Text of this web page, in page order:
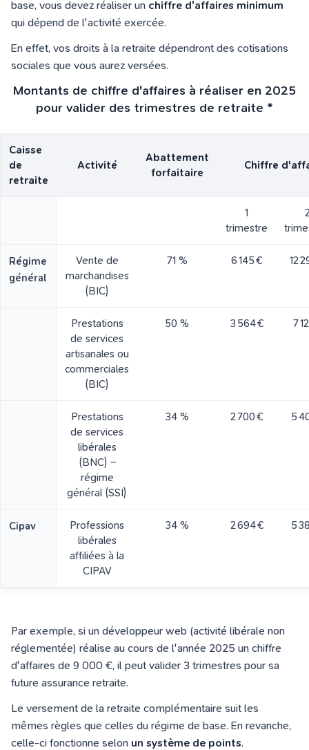
base, vous devez réaliser un chiffre d'affaires minimum
qui dépend de l'activité exercée.
En effet, vos droits à la retraite dépendront des cotisations
sociales que vous aurez versées.
Montants de chiffre d'affaires à réaliser en 2025
pour valider des trimestres de retraite *
Caisse
de
retraite
Activité
Abattement
forfaitaire
Chiffre
1
trimestre
Régime
général
Vente de
marchandises
(BIC)
71 % 6 145 € 12
Prestations
de services
artisanales ou
commerciales
(BIC)
50 % 3 564 € 7
Prestations
de services
libérales
(BNC) –
régime
général (SSI)
34 % 2 700 € 5
Cipav
Professions
libérales
affiliées à la
CIPAV
34 % 2 694 € 5
Par exemple, si un développeur web (activité libérale non
réglementée) réalise au cours de l'année 2025 un chiffre
d'affaires de 9 000 €, il peut valider 3 trimestres pour sa
future assurance retraite.
Le versement de la retraite complémentaire suit les
mêmes règles que celles du régime de base. En revanche,
celle-ci fonctionne selon un système de points.